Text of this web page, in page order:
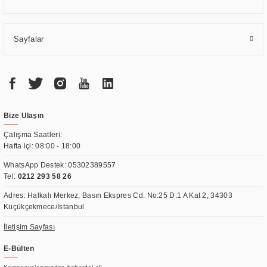
Sayfalar
Bize Ulaşın
Çalışma Saatleri:
Hafta içi: 08:00 - 18:00
WhatsApp Destek:05302389557
Tel: 0212 293 58 26
Adres: Halkalı Merkez, Basın Ekspres Cd. No:25 D:1 A Kat 2, 34303
Küçükçekmece/İstanbul
İletişim Sayfası
E-Bülten